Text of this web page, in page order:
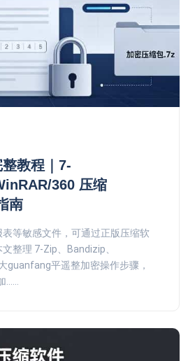
教程｜7-
360 压缩
南
等敏感文件，可通过正版压缩软
整理 7-Zip、Bandizip、
guanfang平遥整加密操作步骤，